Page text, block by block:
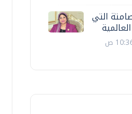
التي